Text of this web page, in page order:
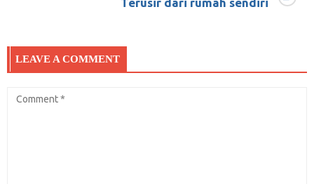
LEAVE A COMMENT